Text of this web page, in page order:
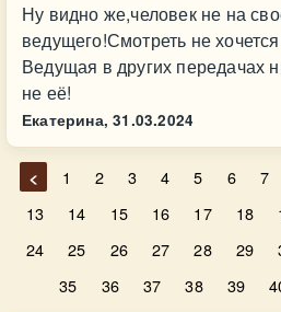
Ну видно же,человек не на
ведущего!Смотреть не
Ведущая в других передачах
не её!
Екатерина, 31.03.2024
< 1 2 3 4 5 6 7
13
14 15 16 17 18
24
25 26 27 28 29
35
36 37 38 39